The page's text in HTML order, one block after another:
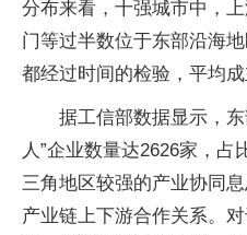
分布来看，十强城市中，
门等过半数位于东部沿海
都经过时间的检验，平均成
据工信部数据显示，
人”企业数量达2626家，
三角地区较强的产业协同
产业链上下游合作关系。